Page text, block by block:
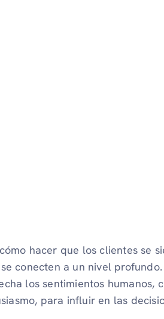
hacer que los clientes se
conecten a un nivel
los sentimientos humanos,
para influir en las